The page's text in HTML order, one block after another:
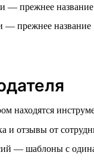
— прежнее
— прежнее
находятся
отзывы от
— шаблоны с